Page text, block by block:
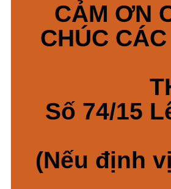
Giá bán : 1,950,000
CHÂN TREO ĐÈN SÂN KHẤU 1
CẢM ƠN
CHÚC
Số 74/15
(Nếu định